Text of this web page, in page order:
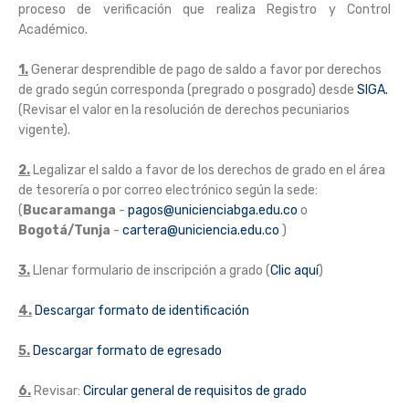
proceso de verificación que realiza Registro y Control
Académico.
1.Generar desprendible de pago de saldo a favor por derechos
de grado según corresponda (pregrado o posgrado) desde SIGA.
(Revisar el valor en la resolución de derechos pecuniarios
vigente).
2. Legalizar el saldo a favor de los derechos de grado en el área
de tesorería o por correo electrónico según la sede:
( Bucaramanga - pagos@unicienciabga.edu.co o
Bogotá/Tunja - cartera@uniciencia.edu.co )
3. Llenar formulario de inscripción a grado (Clic aquí)
4. Descargar formato de identificación
5. Descargar formato de egresado
6. Revisar: Circular general de requisitos de grado